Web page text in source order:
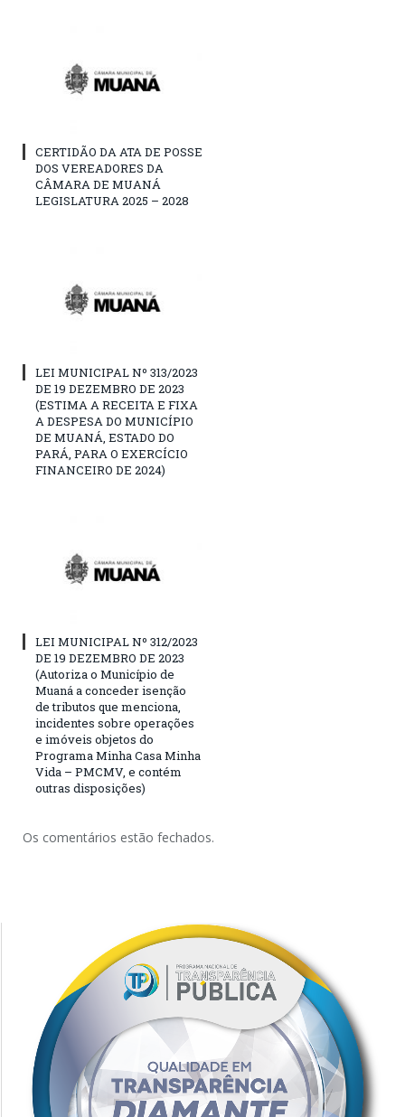
CERTIDÃO DA ATA DE POSSE
DOS VEREADORES DA
CÂMARA DE MUANÁ
LEGISLATURA 2025 – 2028
LEI MUNICIPAL Nº 313/2023
DE 19 DEZEMBRO DE 2023
(ESTIMA A RECEITA E FIXA
A DESPESA DO MUNICÍPIO
DE MUANÁ, ESTADO DO
PARÁ, PARA O EXERCÍCIO
FINANCEIRO DE 2024)
LEI MUNICIPAL Nº 312/2023
DE 19 DEZEMBRO DE 2023
(Autoriza o Município de
Muaná a conceder isenção
de tributos que menciona,
incidentes sobre operações
e imóveis objetos do
Programa Minha Casa Minha
Vida – PMCMV, e contém
outras disposições)
Os comentários estão fechados.